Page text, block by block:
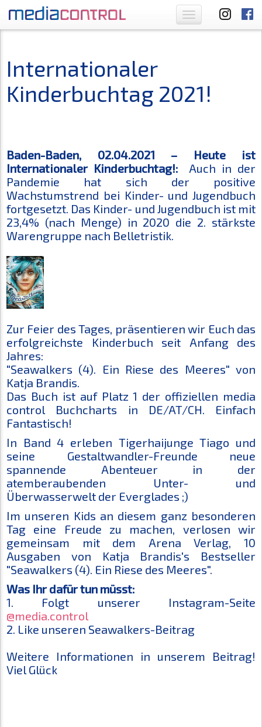
Toggle
navigation
Internationaler
Kinderbuchtag 2021!
Baden-Baden, 02.04.2021 – Heute ist
Internationaler Kinderbuchtag!:
Auch in der
Pandemie hat sich der positive
Wachstumstrend bei Kinder- und Jugendbuch
fortgesetzt. Das Kinder- und Jugendbuch ist mit
23,4% (nach Menge) in 2020 die 2. stärkste
Warengruppe nach Belletristik.
Zur Feier des Tages, präsentieren wir Euch das
erfolgreichste Kinderbuch seit Anfang des
Jahres:
"Seawalkers (4). Ein Riese des Meeres" von
Katja Brandis.
Das Buch ist auf Platz 1 der offiziellen media
control Buchcharts in DE/AT/CH. Einfach
Fantastisch!
In Band 4 erleben Tigerhaijunge Tiago und
seine Gestaltwandler-Freunde neue
spannende Abenteuer in der
atemberaubenden Unter- und
Überwasserwelt der Everglades ;)
Im unseren Kids an diesem ganz besonderen
Tag eine Freude zu machen, verlosen wir
gemeinsam mit dem Arena Verlag, 10
Ausgaben von Katja Brandis's Bestseller
"Seawalkers (4). Ein Riese des Meeres".
Was Ihr dafür tun müsst:
1. Folgt unserer Instagram-Seite
@media.control
2. Like unseren Seawalkers-Beitrag
Weitere Informationen in unserem Beitrag!
Viel Glück